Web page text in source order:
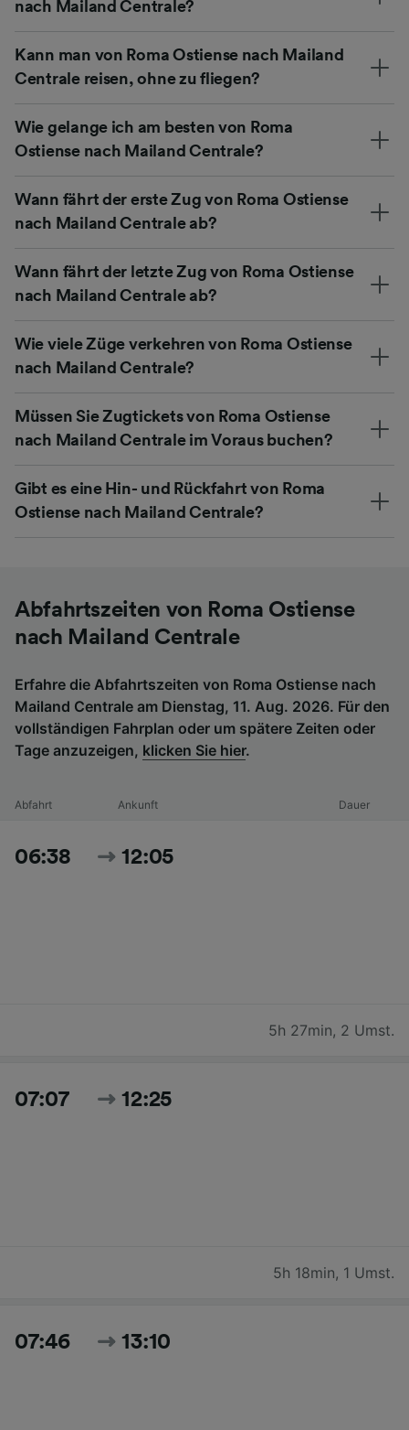
nach Mailand Centrale?
Kann man von Roma Ostiense nach Mailand
Centrale reisen, ohne zu fliegen?
Wie gelange ich am besten von Roma
Ostiense nach Mailand Centrale?
Wann fährt der erste Zug von Roma Ostiense
nach Mailand Centrale ab?
Wann fährt der letzte Zug von Roma Ostiense
nach Mailand Centrale ab?
Wie viele Züge verkehren von Roma Ostiense
nach Mailand Centrale?
Müssen Sie Zugtickets von Roma Ostiense
nach Mailand Centrale im Voraus buchen?
Gibt es eine Hin- und Rückfahrt von Roma
Ostiense nach Mailand Centrale?
Abfahrtszeiten von Roma Ostiense
nach Mailand Centrale
Erfahre die Abfahrtszeiten von Roma Ostiense nach
Mailand Centrale am Dienstag, 11. Aug. 2026. Für den
vollständigen Fahrplan oder um spätere Zeiten oder
Tage anzuzeigen, klicken Sie hier.
Abfahrt Ankunft Dauer
06:38 12:05
5h 27min, 2 Umst.
07:07 12:25
5h 18min, 1 Umst.
07:46 13:10